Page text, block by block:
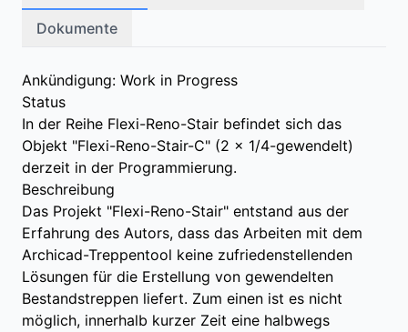
Dokumente
Ankündigung: Work in Progress
Status
In der Reihe Flexi-Reno-Stair befindet sich das
Objekt "Flexi-Reno-Stair-C" (2 x 1/4-gewendelt)
derzeit in der Programmierung.
Beschreibung
Das Projekt "Flexi-Reno-Stair" entstand aus der
Erfahrung des Autors, dass das Arbeiten mit dem
Archicad-Treppentool keine zufriedenstellenden
Lösungen für die Erstellung von gewendelten
Bestandstreppen liefert. Zum einen ist es nicht
möglich, innerhalb kurzer Zeit eine halbwegs